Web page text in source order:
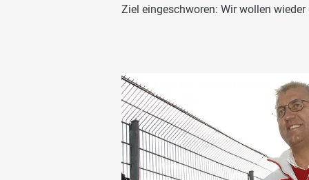
Ziel eingeschworen: Wir wollen wieder